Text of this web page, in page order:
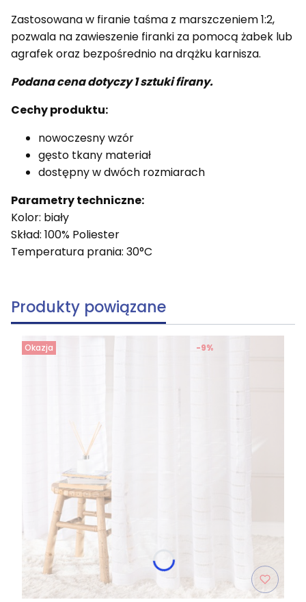
Zastosowana w firanie taśma z marszczeniem 1:2,
pozwala na zawieszenie firanki za pomocą żabek lub
agrafek oraz bezpośrednio na drążku karnisza.
Podana cena dotyczy 1 sztuki firany.
Cechy produktu:
nowoczesny wzór
gęsto tkany materiał
dostępny w dwóch rozmiarach
Parametry techniczne:
Kolor: biały
Skład: 100% Poliester
Temperatura prania: 30°C
Produkty powiązane
Okazja -9%